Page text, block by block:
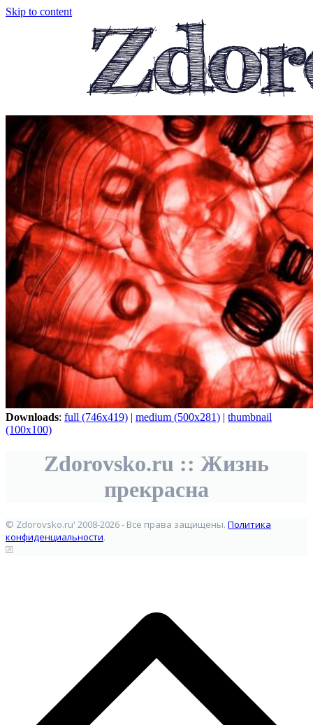
Skip to content
Downloads: full (746x419) | medium (500x281) | thumbnail
(100x100)
Zdorovsko.ru :: Жизнь
прекрасна
© Zdorovsko.ru' 2008-2026 - Все права защищены. Политика
конфиденциальности.